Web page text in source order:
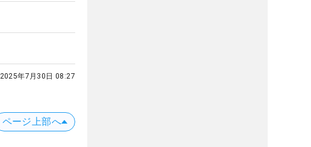
2025年7月30日 08:27
ページ上部へ